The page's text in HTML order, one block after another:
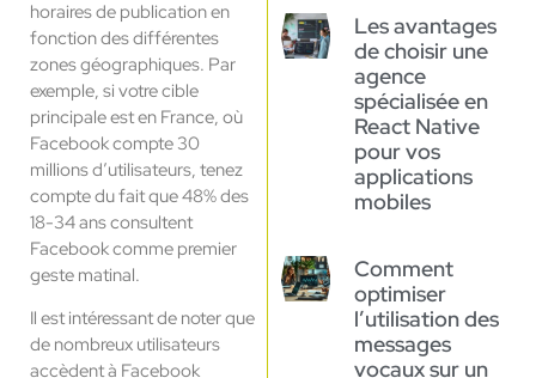
horaires de publication en
fonction des différentes
zones géographiques. Par
exemple, si votre cible
principale est en France, où
Facebook compte 30
millions d’utilisateurs, tenez
compte du fait que 48% des
18-34 ans consultent
Facebook comme premier
geste matinal.
Il est intéressant de noter que
de nombreux utilisateurs
accèdent à Facebook
Les avantages
de choisir une
agence
spécialisée en
React Native
pour vos
applications
mobiles
Comment
optimiser
l’utilisation des
messages
vocaux sur un